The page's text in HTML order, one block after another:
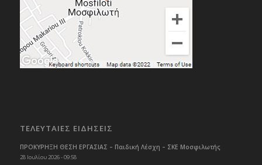
ΤΕΛΕΥΤΑΙΕΣ ΕΙΔΗΣΕΙΣ
ΠΡΟΚΥΡΗΞΗ ΘΕΣΗ ΕΡΓΑΣΙΑΣ – Παιδική Λέσχη – ΣΚΕ Μοσφιλωτής
28 Ιουλίου 2026 - 09:58